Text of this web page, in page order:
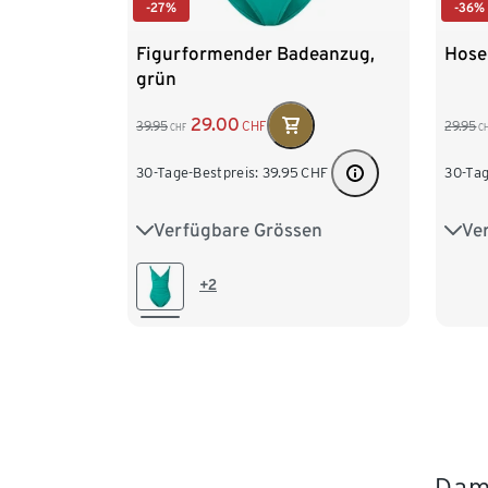
-27%
Figurformender Badeanzug,
grün
39.95 CHF 29.00 CHF
30-Tage-Bestpreis: 39.95 CHF
Verfügbare Grössen
38 40 42 44
48 +2
-36%
29.95
30-
S